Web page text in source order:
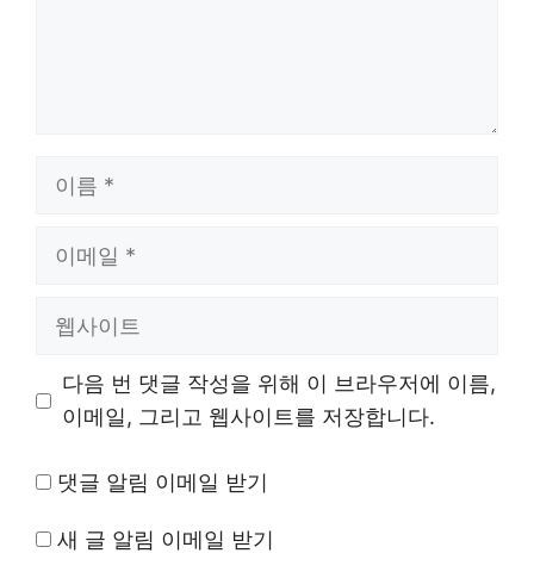
트
다음 번 댓글 작성을 위해 이 브라우저에 이름,
이메일, 그리고 웹사이트를 저장합니다.
댓글 알림 이메일 받기
새 글 알림 이메일 받기